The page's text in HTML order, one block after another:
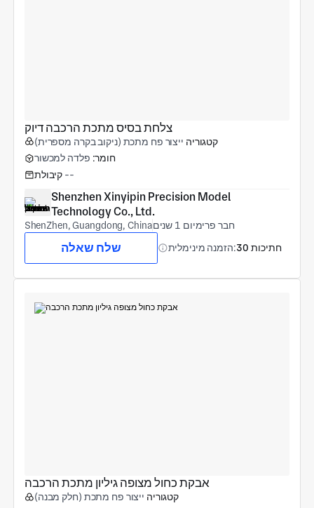
צלחת בסיס מתכת הרכבה דיוק
קטגוריה ייצור פח מתכת (ניקוב בקרה מספרית)
חומר: פלדה למכשור
קיבולת --
Shenzhen Xinyipin Precision Model
Technology Co., Ltd.
ShenZhen, Guangdong, China חבר פרימיום 1 שנים
שלח שאלה הזמנה מינימלית: 30 חתיכות
אבקת כחול מצופה גיליון מתכת הרכבה
קטגוריה ייצור פח מתכת (חלק מבנה)